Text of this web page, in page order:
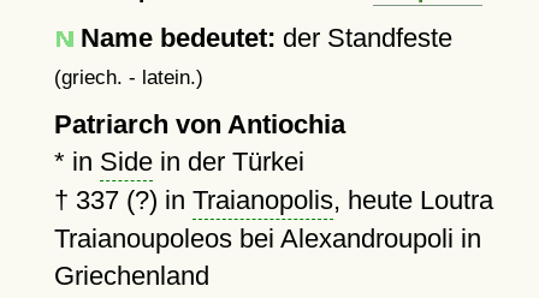
Name bedeutet: der Standfeste
(griech. - latein.)
Patriarch von Antiochia
* in Sidein der Türkei
† 337 (?) in Traianopolis, heute Loutra
Traianoupoleos bei Alexandroupoli in
Griechenland